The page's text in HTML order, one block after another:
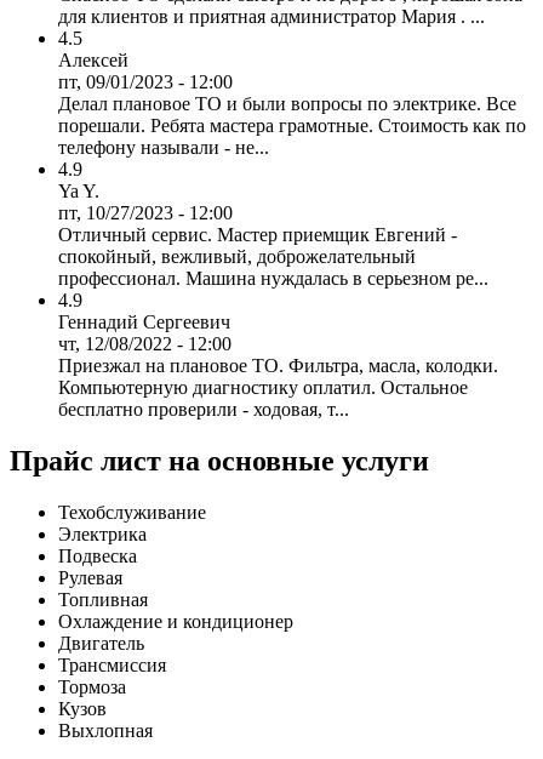
для клиентов и приятная администратор Мария . ...
4.5
Алексей
пт, 09/01/2023 - 12:00
Делал плановое ТО и были вопросы по электрике. Все
порешали. Ребята мастера грамотные. Стоимость как по
телефону называли - не...
4.9
Ya Y.
пт, 10/27/2023 - 12:00
Отличный сервис. Мастер приемщик Евгений -
спокойный, вежливый, доброжелательный
профессионал. Машина нуждалась в серьезном ре...
4.9
Геннадий Сергеевич
чт, 12/08/2022 - 12:00
Приезжал на плановое ТО. Фильтра, масла, колодки.
Компьютерную диагностику оплатил. Остальное
бесплатно проверили - ходовая, т...
Прайс лист на основные услуги
Техобслуживание
Электрика
Подвеска
Рулевая
Топливная
Охлаждение и кондиционер
Двигатель
Трансмиссия
Тормоза
Кузов
Выхлопная